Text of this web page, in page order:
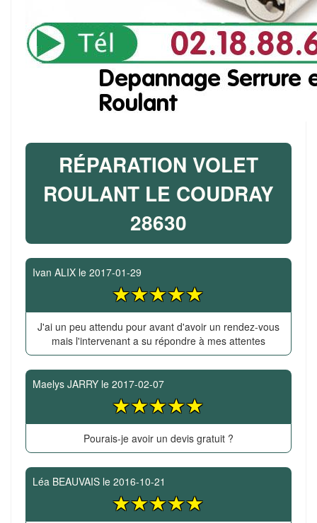
RÉPARATION VOLET
ROULANT LE COUDRAY
28630
Ivan ALIX le 2017-01-29
J'ai un peu attendu pour avant d'avoir un rendez-vous
mais l'intervenant a su répondre à mes attentes
Maelys JARRY le 2017-02-07
Pourais-je avoir un devis gratuit ?
Léa BEAUVAIS le 2016-10-21